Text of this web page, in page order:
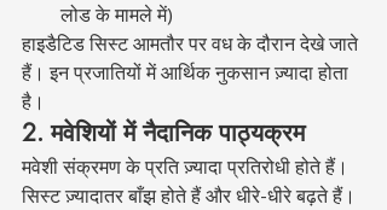
लोड के मामले में)
हाइडैटिड सिस्ट आमतौर पर वध के दौरान देखे जाते
हैं। इन प्रजातियों में आर्थिक नुकसान ज़्यादा होता
है।
2. मवेशियों में नैदानिक पाठ्यक्रम
मवेशी संक्रमण के प्रति ज़्यादा प्रतिरोधी होते हैं।
सिस्ट ज़्यादातर बाँझ होते हैं और धीरे-धीरे बढ़ते हैं।